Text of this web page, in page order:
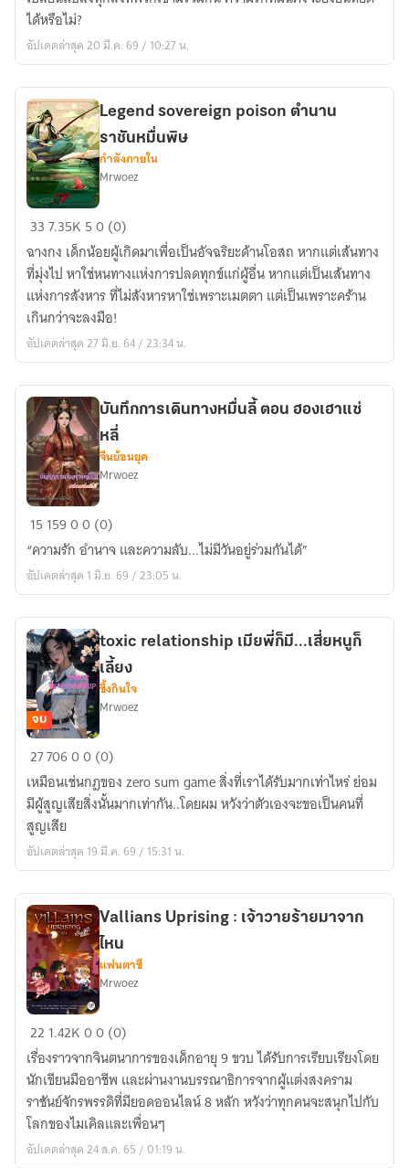
หมื่น
ลี้
ตอน
ลับ
วัง
หลัง
ได้หรือไม่?
อัปเดตล่าสุด 20 มี.ค. 69 / 10:27 น.
Legend
sovereign
poison
ตำนาน
ราชัน
หมื่น
พิษ
Legend sovereign poison ตำนาน
ราชันหมื่นพิษ
กำลังภายใน
Mrwoez
337.35K 50 (0)
ฉางกง เด็กน้อยผู้เกิดมาเพื่อเป็นอัจฉริยะด้านโอสถ หากแต่เส้นทาง
ที่มุ่งไป หาใช่หนทางแห่งการปลดทุกข์แก่ผู้อื่น หากแต่เป็นเส้นทาง
แห่งการสังหาร ที่ไม่สังหารหาใช่เพราะเมตตา แต่เป็นเพราะคร้าน
เกินกว่าจะลงมือ!
อัปเดตล่าสุด 27 มิ.ย. 64 / 23:34 น.
บันทึก
เดิน
ทาง
ลี้
ตอน
ฮองเฮา
แซ่
หลี่
บันทึกการเดินทางหมื่นลี้ ตอน ฮองเฮาแซ่
หลี่
จีนย้อนยุค
Mrwoez
15 15900 (0)
“ความรัก อำนาจ และความลับ...ไม่มีวันอยู่ร่วมกันได้”
อัปเดตล่าสุด 1 มิ.ย. 69 / 23:05 น.
toxic
relationship
เมีย
พี่
ก็มี...เสี่ย
หนู
เลี้ยง
จบ
toxic relationship เมียพี่ก็มี...เสี่ยหนูก็
เลี้ยง
ซึ้งกินใจ
Mrwoez
2770600 (0)
เหมือนเช่นกฎของ zero sum game สิ่งที่เราได้รับมากเท่าไหร่ ย่อม
มีผู้สูญเสียสิ่งนั้นมากเท่ากัน..โดยผม หวังว่าตัวเองจะขอเป็นคนที่
สูญเสีย
อัปเดตล่าสุด 19 มี.ค. 69 / 15:31 น.
Vallians
Uprising
:
เจ้า
วาย
ร้าย
มา
Vallians Uprising : เจ้าวายร้ายมาจาก
ไหน
แฟนตาซี
Mrwoez
22 1.42K00 (0)
เรื่องราวจากจินตนาการของเด็กอายุ 9 ขวบ ได้รับการเรียบเรียงโดย
นักเขียนมืออาชีพ และผ่านงานบรรณาธิการจากผู้แต่งสงคราม
ราชันย์จักรพรรดิที่มียอดออนไลน์ 8 หลัก หวังว่าทุกคนจะสนุกไปกับ
โลกของไมเคิลและเพื่อนๆ
อัปเดตล่าสุด 24 ส.ค. 65 / 01:19 น.